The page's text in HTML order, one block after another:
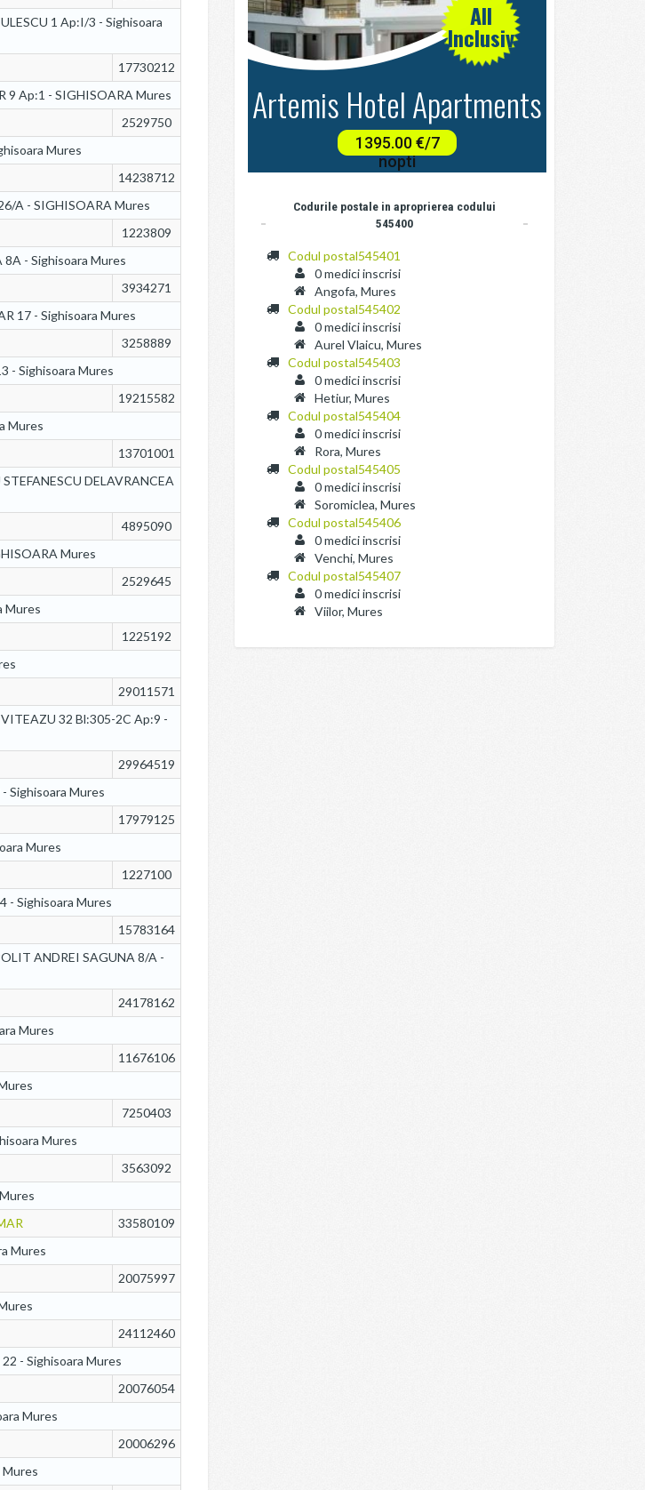
1 Ap:I/3 - Sighisoara
17730212
9 Ap:1 - SIGHISOARA Mures
2529750
Mures
14238712
A - SIGHISOARA Mures
1223809
8A - Sighisoara Mures
3934271
17 - Sighisoara Mures
3258889
- Sighisoara Mures
19215582
Mures
13701001
DELAVRANCEA
4895090
Mures
2529645
Mures
1225192
29011571
32 Bl:305-2C Ap:9 -
29964519
Sighisoara Mures
17979125
Mures
1227100
- Sighisoara Mures
15783164
ANDREI SAGUNA 8/A -
24178162
Mures
11676106
7250403
Mures
3563092
33580109
Mures
20075997
24112460
- Sighisoara Mures
20076054
Mures
20006296
Mures
Codurile postale in aproprierea codului
545400
Codul postal545401
0 medici inscrisi
Angofa, Mures
Codul postal545402
0 medici inscrisi
Aurel Vlaicu, Mures
Codul postal545403
0 medici inscrisi
Hetiur, Mures
Codul postal545404
0 medici inscrisi
Rora, Mures
Codul postal545405
0 medici inscrisi
Soromiclea, Mures
Codul postal545406
0 medici inscrisi
Venchi, Mures
Codul postal545407
0 medici inscrisi
Viilor, Mures